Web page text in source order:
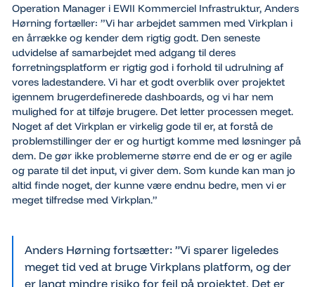
Operation Manager i EWII Kommerciel Infrastruktur, Anders
Hørning fortæller: ”Vi har arbejdet sammen med Virkplan i
en årrække og kender dem rigtig godt. Den seneste
udvidelse af samarbejdet med adgang til deres
forretningsplatform er rigtig god i forhold til udrulning af
vores ladestandere. Vi har et godt overblik over projektet
igennem brugerdefinerede dashboards, og vi har nem
mulighed for at tilføje brugere. Det letter processen meget.
Noget af det Virkplan er virkelig gode til er, at forstå de
problemstillinger der er og hurtigt komme med løsninger på
dem. De gør ikke problemerne større end de er og er agile
og parate til det input, vi giver dem. Som kunde kan man jo
altid finde noget, der kunne være endnu bedre, men vi er
meget tilfredse med Virkplan.”
Anders Hørning fortsætter: ”Vi sparer ligeledes
meget tid ved at bruge Virkplans platform, og der
er langt mindre risiko for fejl på projektet. Det er